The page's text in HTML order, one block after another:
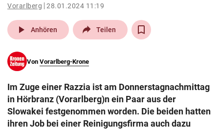
pin_drop
Wien arrow_right
search
eingeben
Vorarlberg 28.01.2024 11:19
play_arrow Anhören Teilen
Von Vorarlberg-Krone
Im Zuge einer Razzia ist am Donnerstagnachmittag
in Hörbranz (Vorarlberg)n ein Paar aus der
Slowakei festgenommen worden. Die beiden hatten
ihren Job bei einer Reinigungsfirma auch dazu